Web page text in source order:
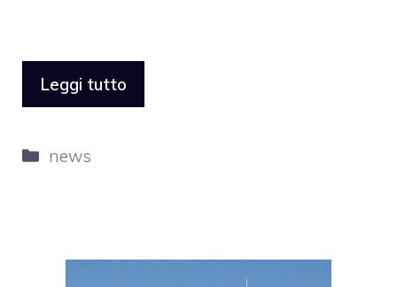
Leggi tutto
Categorie
news